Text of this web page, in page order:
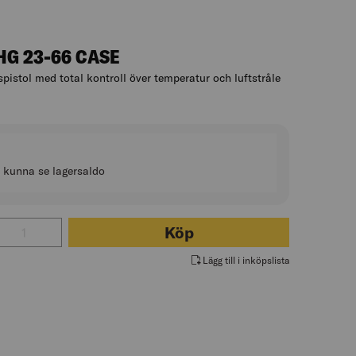
23-66 CASE
med total kontroll över temperatur och luftstråle
kunna se lagersaldo
för VARMLUFTPISTOL GHG 23-66 CASE
Köp
Lägg till i inköpslista